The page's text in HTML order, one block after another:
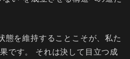
態を維持することこそが、私た
です。 それは決して目立つ成